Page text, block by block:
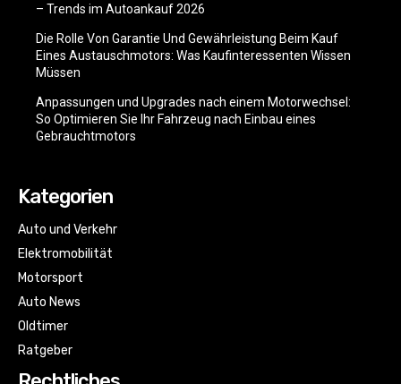
– Trends im Autoankauf 2026
Die Rolle Von Garantie Und Gewährleistung Beim Kauf
Eines Austauschmotors: Was Kaufinteressenten Wissen
Müssen
Anpassungen und Upgrades nach einem Motorwechsel:
So Optimieren Sie Ihr Fahrzeug nach Einbau eines
Gebrauchtmotors
Kategorien
Auto und Verkehr
Elektromobilität
Motorsport
Auto News
Oldtimer
Ratgeber